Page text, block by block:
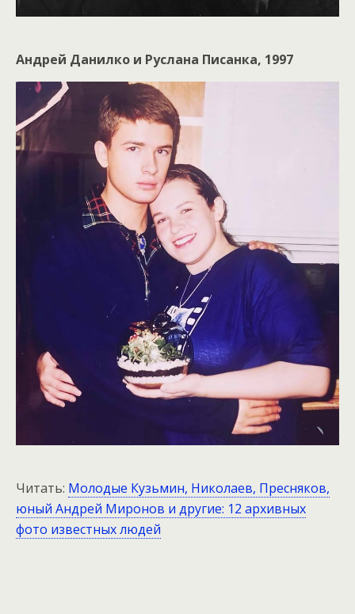
Андрей Данилко и Руслана Писанка, 1997
Читать: Молодые Кузьмин, Николаев, Пресняков,
юный Андрей Миронов и другие: 12 архивных
фото известных людей